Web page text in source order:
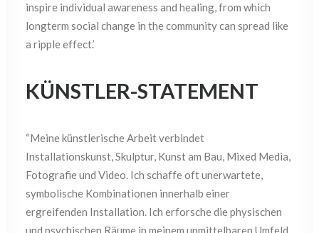
inspire individual awareness and healing, from which
longterm social change in the community can spread like
a ripple effect.’
KÜNSTLER-STATEMENT
“Meine künstlerische Arbeit verbindet
Installationskunst, Skulptur, Kunst am Bau, Mixed Media,
Fotografie und Video. Ich schaffe oft unerwartete,
symbolische Kombinationen innerhalb einer
ergreifenden Installation. Ich erforsche die physischen
und psychischen Räume in meinem unmittelbaren Umfeld.